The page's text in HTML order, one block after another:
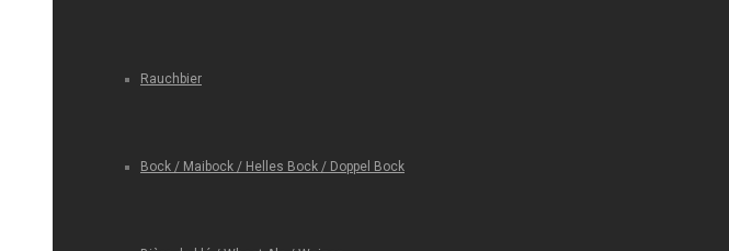
Rauchbier
Bock / Maibock / Helles Bock / Doppel Bock